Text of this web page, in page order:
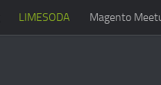
LIMESODA Magento